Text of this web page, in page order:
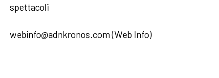
spettacoli
webinfo@adnkronos.com (Web Info)